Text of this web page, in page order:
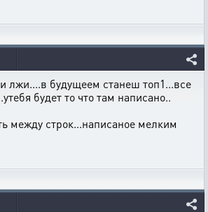
лжи....в будущеем станеш топ1...все
будет то что там написано..
между строк...написаное мелким